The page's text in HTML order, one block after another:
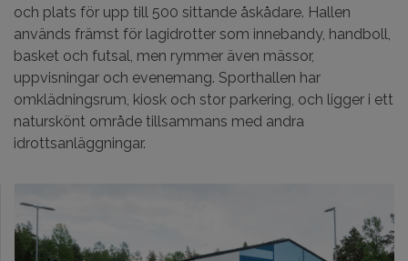
och plats för upp till 500 sittande åskådare. Hallen
används främst för lagidrotter som innebandy, handboll,
basket och futsal, men rymmer även mässor,
uppvisningar och evenemang. Sporthallen har
omklädningsrum, kiosk och stor parkering, och ligger i ett
naturskönt område tillsammans med andra
idrottsanläggningar.